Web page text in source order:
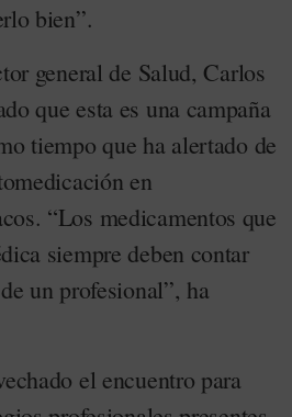
bien”.
general de Salud, Carlos
que esta es una campaña
tiempo que ha alertado de
en
“Los medicamentos que
siempre deben contar
un profesional”, ha
el encuentro para